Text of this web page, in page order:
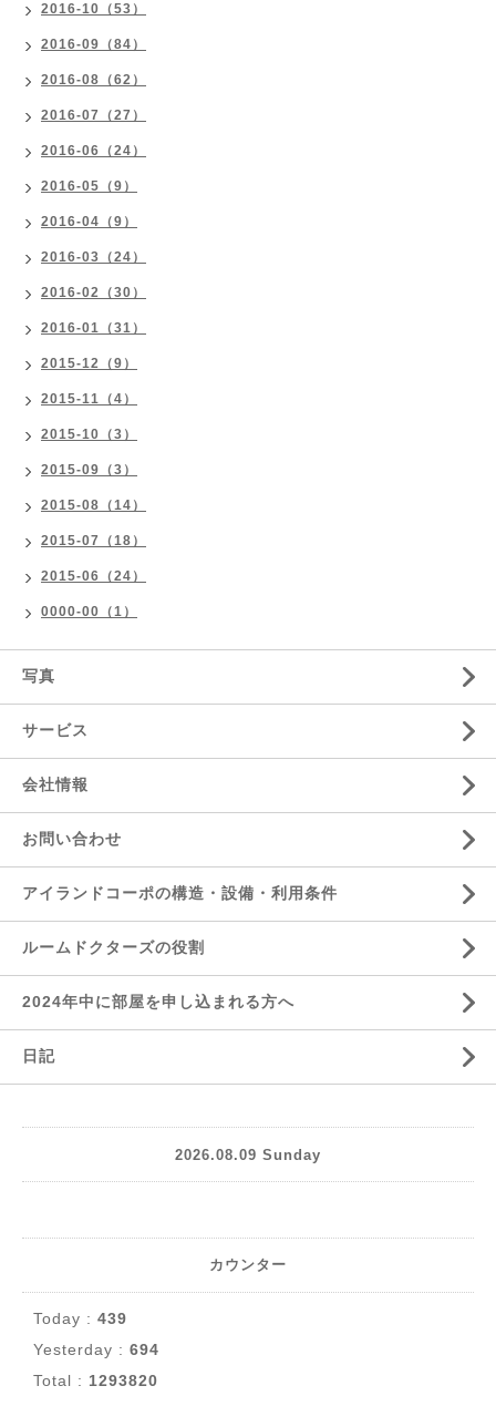
2016-10（53）
2016-09（84）
2016-08（62）
2016-07（27）
2016-06（24）
2016-05（9）
2016-04（9）
2016-03（24）
2016-02（30）
2016-01（31）
2015-12（9）
2015-11（4）
2015-10（3）
2015-09（3）
2015-08（14）
2015-07（18）
2015-06（24）
0000-00（1）
写真
サービス
会社情報
お問い合わせ
アイランドコーポの構造・設備・利用条件
ルームドクターズの役割
2024年中に部屋を申し込まれる方へ
日記
2026.08.09 Sunday
カウンター
Today : 439
Yesterday : 694
Total : 1293820